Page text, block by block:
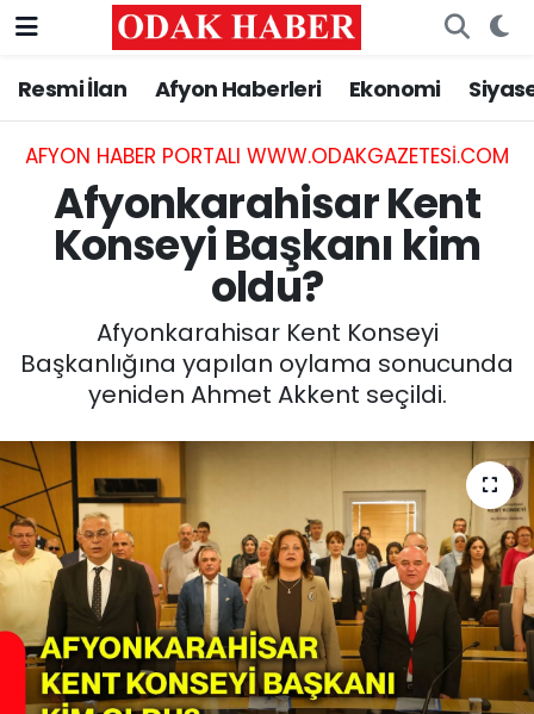
Resmi İlan Afyon Haberleri Ekonomi
AFYON HABER PORTALI WWW.ODAKGAZETESI.COM
Afyonkarahisar Kent
Konseyi Başkanı kim
oldu?
Afyonkarahisar Kent Konseyi
Başkanlığına yapılan oylama sonucunda
yeniden Ahmet Akkent seçildi.
AFYONKARAHİSAR HABERLERİ
Resmi İlan
ASAYİŞ
SİYASET
EĞİTİM
MAGAZİN
SAĞLIK
SPOR
11:11 MANŞET
Nöbetçi Eczaneler
Hava Durumu
Trafik Durumu
Süper Lig Puan Durumu ve Fikstür
Tüm Manşetler
Son Dakika Haberleri
Haber Arşivi